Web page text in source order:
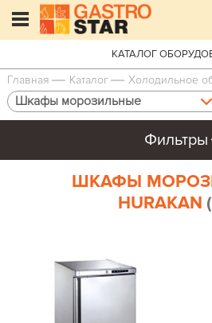
КАТАЛОГ
Главная Каталог Холодильное
Шкафы морозильные
Фильтры
ШКАФЫ
HURAKAN